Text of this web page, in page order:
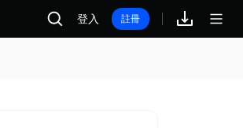
登入 註冊